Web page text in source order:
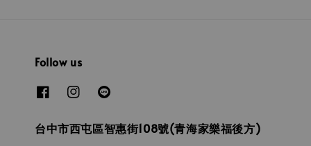
Follow us
台中市西屯區智惠街108號(青海家樂福後方)